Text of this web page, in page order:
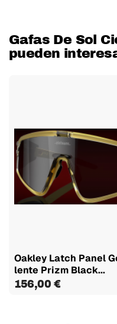
Gafas De Sol
pueden
Oakley Latch Panel
lente Prizm Black...
156,00 €